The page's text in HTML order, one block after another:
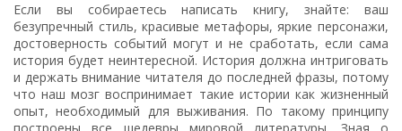
Если вы собираетесь написать книгу, знайте: ваш
безупречный стиль, красивые метафоры, яркие персонажи,
достоверность событий могут и не сработать, если сама
история будет неинтересной. История должна интриговать
и держать внимание читателя до последней фразы, потому
что наш мозг воспринимает такие истории как жизненный
опыт, необходимый для выживания. По такому принципу